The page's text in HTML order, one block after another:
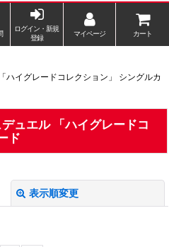
ログイン・新規
登録
マイページ カート
ハイグレードコレクション」 シングルカ
ュエル 「ハイグレードコ
ド
表示順変更